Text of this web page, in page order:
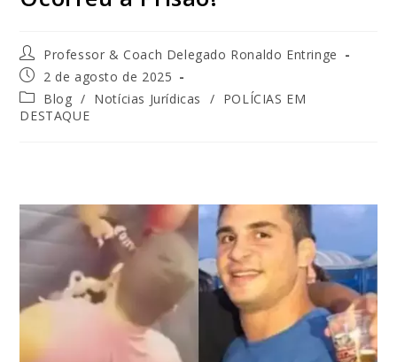
Professor & Coach Delegado Ronaldo Entringe
2 de agosto de 2025
Blog / Notícias Jurídicas / POLÍCIAS EM
DESTAQUE